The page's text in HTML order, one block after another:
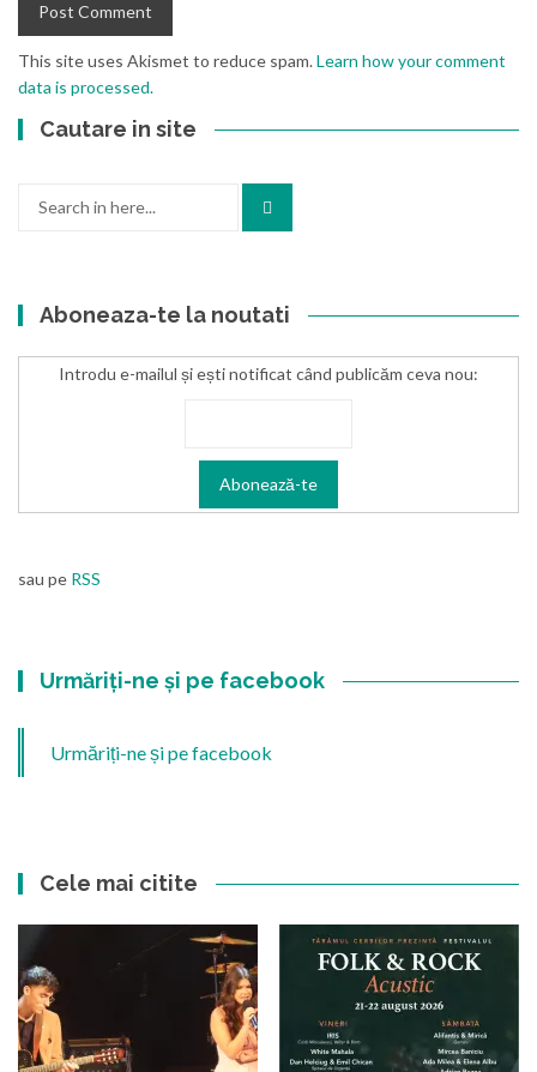
This site uses Akismet to reduce spam.Learn how your comment
data is processed.
Cautare in site
Aboneaza-te la noutati
Introdu e-mailul și ești notificat când publicăm ceva nou:
sau pe RSS
Urmăriți-ne și pe facebook
Urmăriți-ne și pe facebook
Cele mai citite